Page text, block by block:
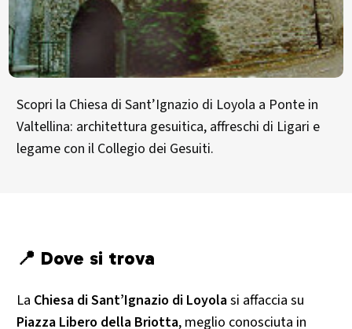
Scopri la Chiesa di Sant’Ignazio di Loyola a Ponte in
Valtellina: architettura gesuitica, affreschi di Ligari e
legame con il Collegio dei Gesuiti.
📍 Dove si trova
La Chiesa di Sant’Ignazio di Loyolasi affaccia su
Piazza Libero della Briotta, meglio conosciuta in